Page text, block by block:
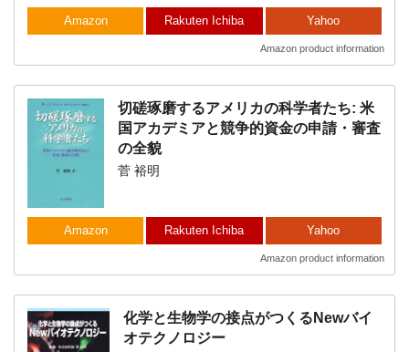
Amazon Rakuten Ichiba Yahoo
Amazon product information
切磋琢磨するアメリカの科学者たち: 米
国アカデミアと競争的資金の申請・審査
の全貌
菅 裕明
Amazon Rakuten Ichiba Yahoo
Amazon product information
化学と生物学の接点がつくるNewバイ
オテクノロジー